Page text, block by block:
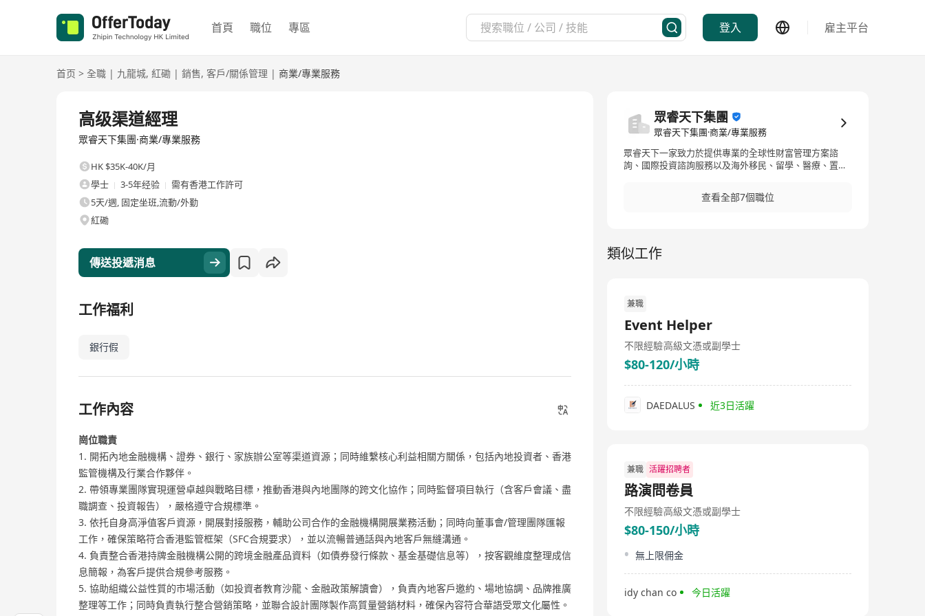
首頁 職位 專區 登入 雇主平台
首页 > 全職 | 九龍城, 紅磡 | 銷售, 客戶/關係管理 | 商業/專業服務
高级渠道經理
眾睿天下集團·商業/專業服務
HK $35K-40K/月
學士
3-5年经验
需有香港工作許可
5天/週, 固定坐班,流動/外勤
紅磡
傳送投遞消息
工作福利
銀行假
工作內容
崗位職責
1. 開拓內地金融機構、證券、銀行、家族辦公室等渠道資源；同時維繫核心利益相關方關係，包括內地投資者、香港
監管機構及行業合作夥伴。
2. 帶領專業團隊實現運營卓越與戰略目標，推動香港與內地團隊的跨文化協作；同時監督項目執行（含客戶會議、盡
職調查、投資報告），嚴格遵守合規標準。
3. 依托自身高淨值客戶資源，開展對接服務，輔助公司合作的金融機構開展業務活動；同時向董事會/管理團隊匯報
工作，確保策略符合香港監管框架（SFC合規要求），並以流暢普通話與內地客戶無縫溝通。
4. 負責整合香港持牌金融機構公開的跨境金融產品資料（如債券發行條款、基金基礎信息等），按客觀維度整理成信
息簡報，為客戶提供合規參考服務。
5. 協助組織公益性質的市場活動（如投資者教育沙龍、金融政策解讀會），負責內地客戶邀約、場地協調、品牌推廣
整理等工作；同時負責執行整合營銷策略，並聯合設計團隊製作高質量營銷材料，確保內容符合華語受眾文化屬性。
眾睿天下集團
眾睿天下集團·商業/專業服務
眾睿天下一家致力於提供專業的全球性財富管理方案諮
詢、國際投資諮詢服務以及海外移民、留學、醫療、置業
及國際化金融人才，汲取天下投資智慧，為高淨值人士及
家庭、家族企業、上市公司等提供精准化的投資諮詢方案
和廣大企業機構首選的一站式金融諮詢及跨境體驗服務
商。以誠為基，以信為本、共同創新發展。 公司已積累豐
球經濟將，洞察全球商機，以專業嚴謹的態度為客戶提供
查看全部7個職位
類似工作
兼職
Event Helper
不限經驗高級文憑或副學士
$80-120/小時
DAEDALUS 近3日活躍
兼職 活躍招聘者
路演問卷員
不限經驗高級文憑或副學士
$80-150/小時
無上限佣金
idy chan co 今日活躍